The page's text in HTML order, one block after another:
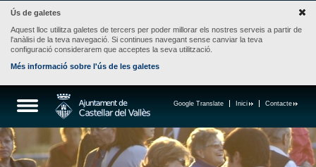
Ús de galetes
Aquest lloc utilitza galetes de tercers per poder millorar els nostres serveis a partir de
l'anàlisi de la teva navegació. Si continues navegant sense canviar la teva
configuració considerarem que acceptes la seva utilització.
Més informació sobre l'ús de les galetes
Contacte
Inici
Google Translate